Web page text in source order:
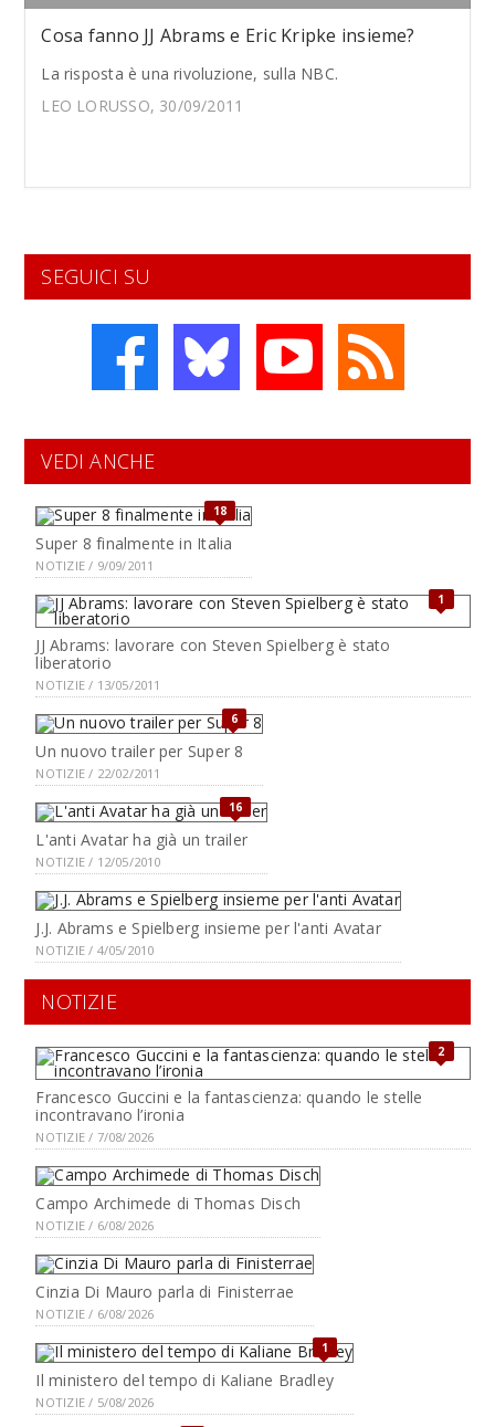
Cosa fanno JJ Abrams e Eric Kripke insieme?
La risposta è una rivoluzione, sulla NBC.
LEO LORUSSO, 30/09/2011
SEGUICI SU
VEDI ANCHE
18
Super 8 finalmente in Italia
NOTIZIE / 9/09/2011
1
JJ Abrams: lavorare con Steven Spielberg è stato
liberatorio
NOTIZIE / 13/05/2011
6
Un nuovo trailer per Super 8
NOTIZIE / 22/02/2011
16
L'anti Avatar ha già un trailer
NOTIZIE / 12/05/2010
J.J. Abrams e Spielberg insieme per l'anti Avatar
NOTIZIE / 4/05/2010
NOTIZIE
2
Francesco Guccini e la fantascienza: quando le stelle
incontravano l’ironia
NOTIZIE / 7/08/2026
Campo Archimede di Thomas Disch
NOTIZIE / 6/08/2026
Cinzia Di Mauro parla di Finisterrae
NOTIZIE / 6/08/2026
1
Il ministero del tempo di Kaliane Bradley
NOTIZIE / 5/08/2026